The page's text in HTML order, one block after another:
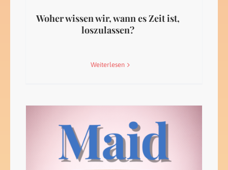
Woher wissen wir, wann es Zeit ist,
loszulassen?
Weiterlesen